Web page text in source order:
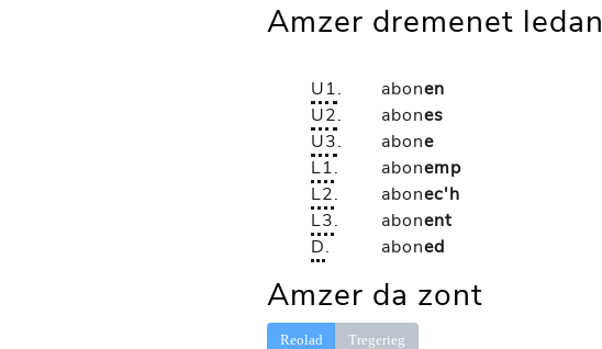
Amzer dremenet ledan
U1. abonen
U2. abones
U3. abone
L1. abonemp
L2. abonec'h
L3. abonent
D. aboned
Amzer da zont
Reolad Tregerieg